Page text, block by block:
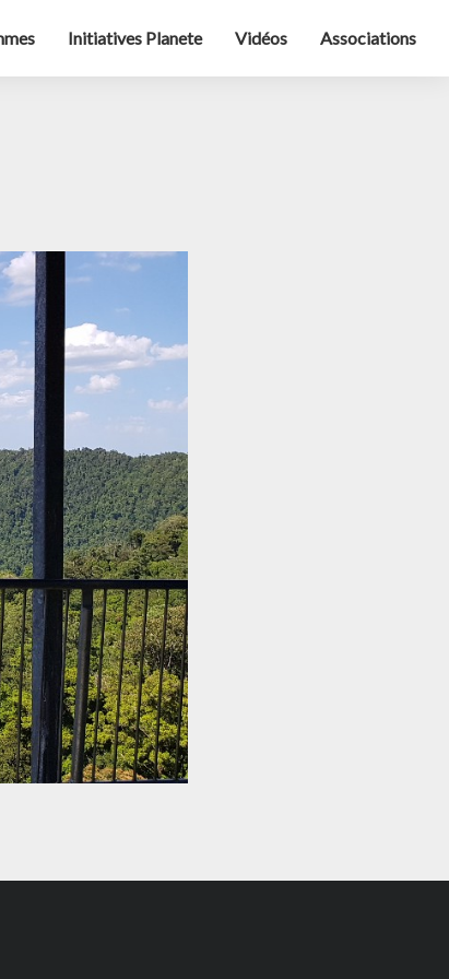
Initiatives Planete Vidéos Associations